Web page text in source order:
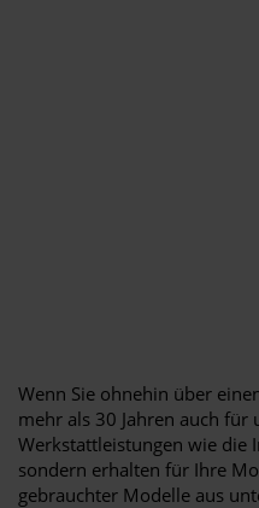
Wenn Sie ohnehin über
mehr als 30 Jahren auch
Werkstattleistungen wie die
sondern erhalten für Ihre
gebrauchter Modelle aus